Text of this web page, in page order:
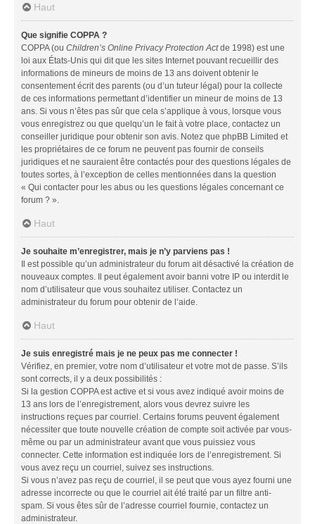
Haut
Que signifie COPPA ?
COPPA (ou Children’s Online Privacy Protection Actde 1998) est une
loi aux États-Unis qui dit que les sites Internet pouvant recueillir des
informations de mineurs de moins de 13 ans doivent obtenir le
consentement écrit des parents (ou d’un tuteur légal) pour la collecte
de ces informations permettant d’identifier un mineur de moins de 13
ans. Si vous n’êtes pas sûr que cela s’applique à vous, lorsque vous
vous enregistrez ou que quelqu’un le fait à votre place, contactez un
conseiller juridique pour obtenir son avis. Notez que phpBB Limited et
les propriétaires de ce forum ne peuvent pas fournir de conseils
juridiques et ne sauraient être contactés pour des questions légales de
toutes sortes, à l’exception de celles mentionnées dans la question
« Qui contacter pour les abus ou les questions légales concernant ce
forum ? ».
Haut
Je souhaite m’enregistrer, mais je n’y parviens pas !
Il est possible qu’un administrateur du forum ait désactivé la création de
nouveaux comptes. Il peut également avoir banni votre IP ou interdit le
nom d’utilisateur que vous souhaitez utiliser. Contactez un
administrateur du forum pour obtenir de l’aide.
Haut
Je suis enregistré mais je ne peux pas me connecter !
Vérifiez, en premier, votre nom d’utilisateur et votre mot de passe. S’ils
sont corrects, il y a deux possibilités :
Si la gestion COPPA est active et si vous avez indiqué avoir moins de
13 ans lors de l’enregistrement, alors vous devrez suivre les
instructions reçues par courriel. Certains forums peuvent également
nécessiter que toute nouvelle création de compte soit activée par vous-
même ou par un administrateur avant que vous puissiez vous
connecter. Cette information est indiquée lors de l’enregistrement. Si
vous avez reçu un courriel, suivez ses instructions.
Si vous n’avez pas reçu de courriel, il se peut que vous ayez fourni une
adresse incorrecte ou que le courriel ait été traité par un filtre anti-
spam. Si vous êtes sûr de l’adresse courriel fournie, contactez un
administrateur.